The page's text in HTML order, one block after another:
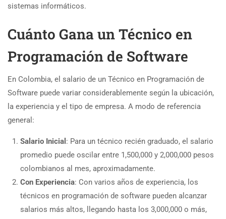
sistemas informáticos.
Cuánto Gana un Técnico en
Programación de Software
En Colombia, el salario de un Técnico en Programación de
Software puede variar considerablemente según la ubicación,
la experiencia y el tipo de empresa. A modo de referencia
general:
Salario Inicial : Para un técnico recién graduado, el salario
promedio puede oscilar entre 1,500,000 y 2,000,000 pesos
colombianos al mes, aproximadamente.
Con Experiencia: Con varios años de experiencia, los
técnicos en programación de software pueden alcanzar
salarios más altos, llegando hasta los 3,000,000 o más,